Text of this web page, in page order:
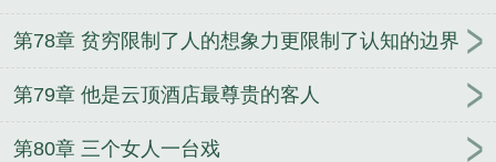
第78章 贫穷限制了人的想象力更限制了认知的边界
第79章 他是云顶酒店最尊贵的客人
第80章 三个女人一台戏